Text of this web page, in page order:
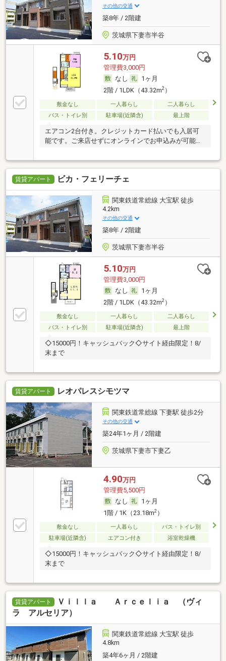
その他の交通
築8年 / 2階建
茨城県下妻市半谷
5.10万円
管理費3,000円
なし
1ヶ月
2階 / 1LDK（43.32m2）
敷金なし 一人暮らし
二人暮らし
バス・トイレ別
駐車場(近隣含) 最上階
エアコン2台付き。クレジットカード払いでも入居可
能です。ご来店せずにオンラインでお申込みが可能で
賃貸アパート ビカ・フェリーチェ
関東鉄道常総線 大宝駅 徒歩
4.2km
その他の交通
築8年 / 2階建
茨城県下妻市半谷
5.10万円
管理費3,000円
なし
1ヶ月
2階 / 1LDK（43.32m2）
敷金なし 一人暮らし
二人暮らし
バス・トイレ別
駐車場(近隣含) 最上階
◇15000円！キャッシュバック◇サイト経由限定！8/
末まで
賃貸アパート レオパレスシモツマ
関東鉄道常総線 下妻駅 徒歩2分
その他の交通
築24年1ヶ月 / 2階建
茨城県下妻市下妻乙
4.90万円
管理費5,500円
なし
1ヶ月
1階 / 1K（23.18m2）
敷金なし 一人暮らし
バス・トイレ別
駐車場(近隣含)
エアコン付き 浴室乾燥機
◇15000円！キャッシュバック◇サイト経由限定！8/
末まで
賃貸アパート
Ｖｉｌｌａ Ａｒｃｅｌｉａ （ヴィ
ラ アルセリア）
関東鉄道常総線 大宝駅 徒歩
4.8km
築4年6ヶ月 / 2階建